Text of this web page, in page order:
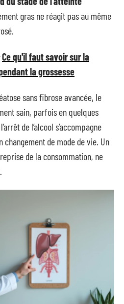
gras ne réagit pas au même
Ce qu'il faut savoir sur la
la grossesse
sans fibrose avancée, le
sain, parfois en quelques
de l’alcool s’accompagne
changement de mode de vie. Un
de la consommation, ne